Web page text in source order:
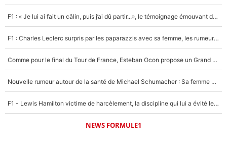
F1 : « Je lui ai fait un câlin, puis j’ai dû partir...», le témoignage émouvant de Max Verstappen sur sa fille
F1 : Charles Leclerc surpris par les paparazzis avec sa femme, les rumeurs étaient vraies !
Comme pour le final du Tour de France, Esteban Ocon propose un Grand Prix de Formule 1 à Paris : «Autour de l’Arc de Triomphe, ce serait génial» !
Nouvelle rumeur autour de la santé de Michael Schumacher : Sa femme Corinna sort du silence
F1 - Lewis Hamilton victime de harcèlement, la discipline qui lui a évité le pire : «J'aurais probablement mal tourné»
NEWS FORMULE1